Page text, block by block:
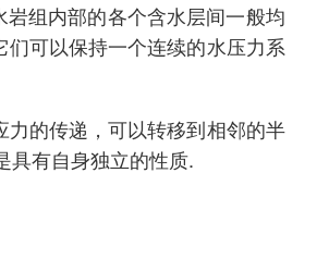
组内部的各个含水层间一般均
可以保持一个连续的水压力系
的传递，可以转移到相邻的半
具有自身独立的性质.